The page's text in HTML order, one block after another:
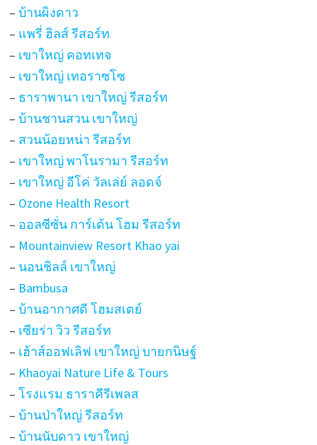
– บ้านผิงดาว
– แพรี่ ฮิลส์ รีสอร์ท
– เขาใหญ่ คอทเทจ
– เขาใหญ่ เทอราซโซ
– ธาราพานา เขาใหญ่ รีสอร์ท
– บ้านชานสวน เขาใหญ่
– สวนน้อยหน่า รีสอร์ท
– เขาใหญ่ พาโนรามา รีสอร์ท
– เขาใหญ่ อีโค่ วัลเล่ย์ ลอดจ์
– Ozone Health Resort
– ออลซีซั่น การ์เด้น โฮม รีสอร์ท
– Mountainview Resort Khao yai
– นอนชิลล์ เขาใหญ่
– Bambusa
– บ้านอากาศดี โฮมสเตย์
– เซียร่า วิว รีสอร์ท
– เฮ้าส์ออฟเลิฟ เขาใหญ่ บายกนิษฐ์
– Khaoyai Nature Life & Tours
– โรงแรม ธาราคีรีเพลส
– บ้านป่าใหญ่ รีสอร์ท
– บ้านนับดาว เขาใหญ่